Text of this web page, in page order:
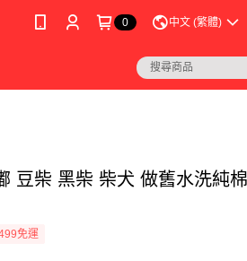
0 中文 (繁體)
豆柴 黑柴 柴犬 做舊水洗純
免運